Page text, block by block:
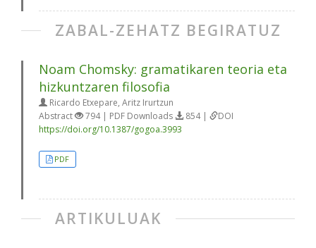
ZABAL-ZEHATZ BEGIRATUZ
Noam Chomsky: gramatikaren teoria eta
hizkuntzaren filosofia
Ricardo Etxepare, Aritz Irurtzun
Abstract
794 | PDF Downloads 854 |
DOI
https://doi.org/10.1387/gogoa.3993
PDF
ARTIKULUAK